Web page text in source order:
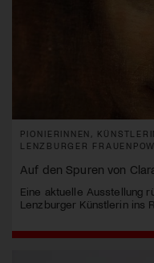
PIONIERINNEN,
LENZBURGER
Auf den Spuren von
Eine aktuelle Ausstellung
Lenzburger Künstlerin ins